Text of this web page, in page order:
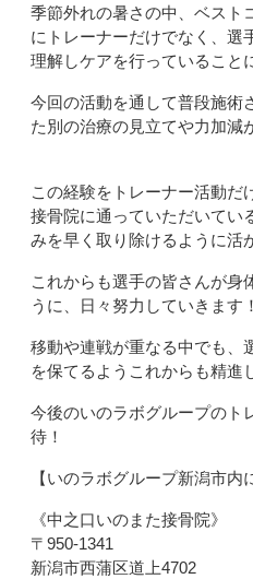
季節外れの暑さの中、ベスト
にトレーナーだけでなく、選
理解しケアを行っていること
今回の活動を通して普段施術
た別の治療の見立てや力加減
この経験をトレーナー活動だ
接骨院に通っていただいてい
みを早く取り除けるように活
これからも選手の皆さんが身
うに、日々努力していきます！
移動や連戦が重なる中でも、
を保てるようこれからも精進
今後のいのラボグループのト
待！
【いのラボグループ新潟市内
《中之口いのまた接骨院》
〒950-1341
新潟市西蒲区道上4702